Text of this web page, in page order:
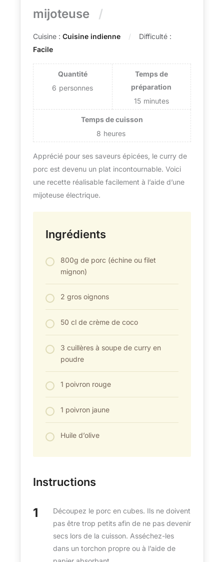
mijoteuse
Cuisine : Cuisine indienne
Difficulté :
Facile
Quantité
6 personnes
Temps de
préparation
15 minutes
Temps de cuisson
8 heures
Apprécié pour ses saveurs épicées, le curry de
porc est devenu un plat incontournable. Voici
une recette réalisable facilement à l’aide d’une
mijoteuse électrique.
Ingrédients
800g de porc (échine ou filet
mignon)
2 gros oignons
50 cl de crème de coco
3 cuillères à soupe de curry en
poudre
1 poivron rouge
1 poivron jaune
Huile d’olive
Instructions
Découpez le porc en cubes. Ils ne doivent
pas être trop petits afin de ne pas devenir
secs lors de la cuisson. Asséchez-les
dans un torchon propre ou à l’aide de